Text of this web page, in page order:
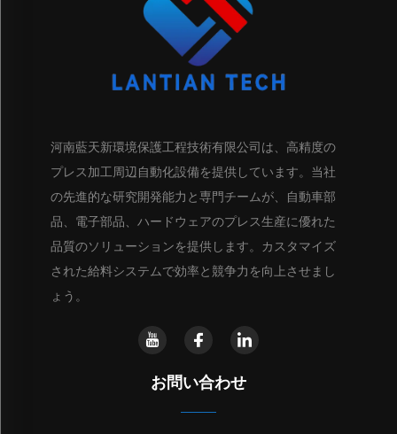
河南藍天新環境保護工程技術有限公司は、高精度の
プレス加工周辺自動化設備を提供しています。当社
の先進的な研究開発能力と専門チームが、自動車部
品、電子部品、ハードウェアのプレス生産に優れた
品質のソリューションを提供します。カスタマイズ
された給料システムで効率と競争力を向上させまし
ょう。
お問い合わせ